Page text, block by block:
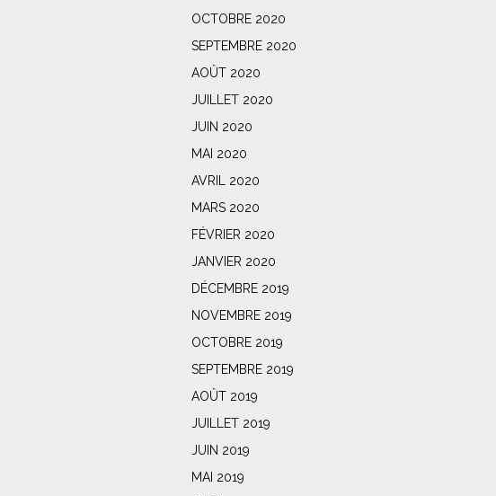
OCTOBRE 2020
SEPTEMBRE 2020
AOÛT 2020
JUILLET 2020
JUIN 2020
MAI 2020
AVRIL 2020
MARS 2020
FÉVRIER 2020
JANVIER 2020
DÉCEMBRE 2019
NOVEMBRE 2019
OCTOBRE 2019
SEPTEMBRE 2019
AOÛT 2019
JUILLET 2019
JUIN 2019
MAI 2019